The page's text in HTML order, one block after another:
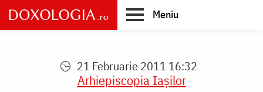
Skip
to
main
Meniu
21 Februarie 2011 16:32
Arhiepiscopia Iaşilor